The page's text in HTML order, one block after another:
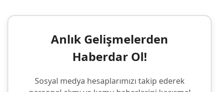
Anlık Gelişmelerden
Haberdar Ol!
Sosyal medya hesaplarımızı takip ederek